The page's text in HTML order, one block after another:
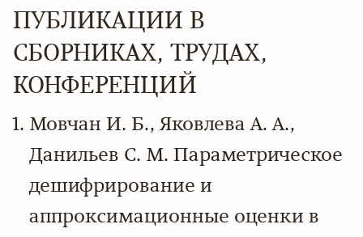
ПУБЛИКАЦИИ В
СБОРНИКАХ, ТРУДАХ,
КОНФЕРЕНЦИЙ
Мовчан И. Б., Яковлева А. А.,
Данильев С. М. Параметрическое
дешифрирование и
аппроксимационные оценки в